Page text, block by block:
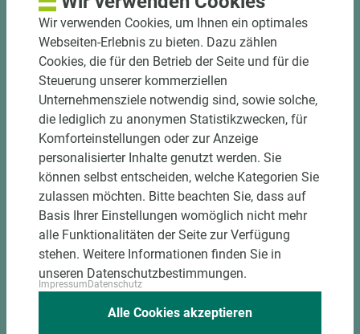
halbautomatische Beschickung
Einzelteiletikettierung auf Wunsch möglich
Materialschonende und kundengerechte
Verpackung der Fixmaße
Jetzt Zuschnitt anfragen
Wir verwenden Cookies, um Ihnen ein optimales
Webseiten-Erlebnis zu bieten. Dazu zählen
Cookies, die für den Betrieb der Seite und für die
Steuerung unserer kommerziellen
Unternehmensziele notwendig sind, sowie solche,
die lediglich zu anonymen Statistikzwecken, für
Komforteinstellungen oder zur Anzeige
personalisierter Inhalte genutzt werden. Sie
können selbst entscheiden, welche Kategorien Sie
zulassen möchten. Bitte beachten Sie, dass auf
Basis Ihrer Einstellungen womöglich nicht mehr
alle Funktionalitäten der Seite zur Verfügung
stehen. Weitere Informationen finden Sie in
unseren Datenschutzbestimmungen.
ImpressumDatenschutz
Alle Cookies akzeptieren